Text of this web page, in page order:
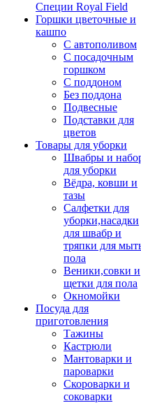
Специи Royal Field
Горшки цветочные и
кашпо
С автополивом
С посадочным
горшком
С поддоном
Без поддона
Подвесные
Подставки для
цветов
Товары для уборки
Швабры и
для уборки
Вёдра, ковши и
тазы
Салфетки для
уборки,насадки
для швабр и
тряпки для
пола
Веники,совки и
щетки для пола
Окномойки
Посуда для
приготовления
Тажины
Кастрюли
Мантоварки и
пароварки
Скороварки и
соковарки